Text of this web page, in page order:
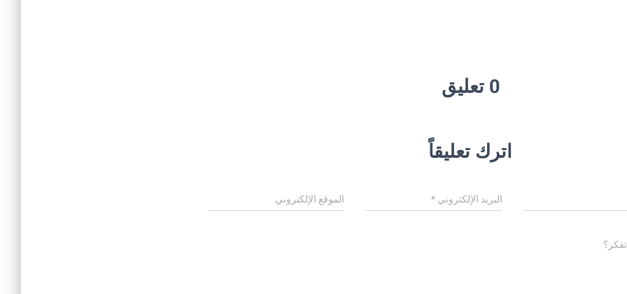
0 تعليق
اترك تعليقاً
البريد الإلكتروني* الموقع الإلكتروني